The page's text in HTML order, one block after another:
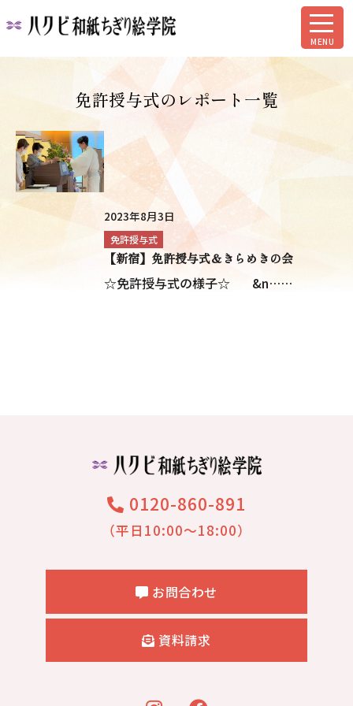
免許授与式のレポート一覧
2023年8月3日
免許授与式
【新宿】免許授与式＆きらめきの会
☆免許授与式の様子☆ &n……
0120-860-891
（平日10:00～18:00）
お問合わせ
資料請求